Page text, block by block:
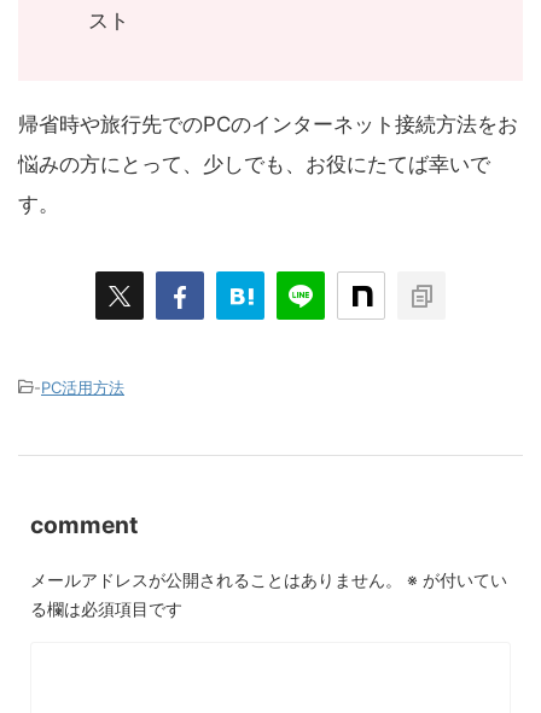
スト
帰省時や旅行先でのPCのインターネット接続方法をお
悩みの方にとって、少しでも、お役にたてば幸いで
す。
-PC活用方法
comment
メールアドレスが公開されることはありません。 ※ が付いてい
る欄は必須項目です